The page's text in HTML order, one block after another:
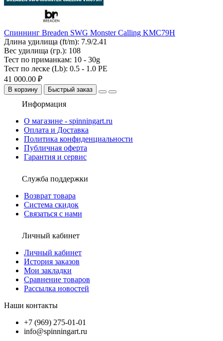
Спиннинг Breaden SWG Monster Calling KMC79H
Длина удилища (ft/m): 7.9/2.41
Вес удилища (гр.): 108
Тест по приманкам: 10 - 30g
Тест по леске (Lb): 0.5 - 1.0 PE
41 000.00 ₽
В корзину Быстрый заказ
Информация
О магазине - spinningart.ru
Оплата и Доставка
Политика конфиденциальности
Публичная оферта
Гарантия и сервис
Служба поддержки
Возврат товара
Система скидок
Связаться с нами
Личный кабинет
Личный кабинет
История заказов
Мои закладки
Сравнение товаров
Рассылка новостей
Наши контакты
+7 (969) 275-01-01
info@spinningart.ru